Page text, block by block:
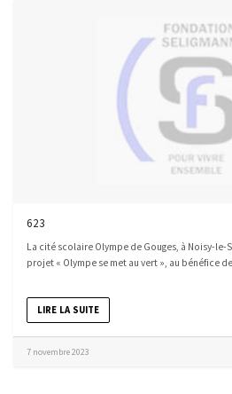
623
La cité scolaire Olympe de Gouges, à Noisy-le-
projet « Olympe se met au vert », au bénéfice
LIRE LA SUITE
7 novembre 2023